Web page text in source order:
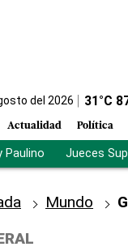
del 2026 31°C
Actualidad Política
Paulino Jueces
Mundo